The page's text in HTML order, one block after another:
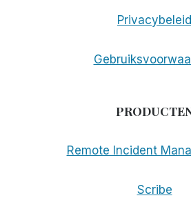
Privacybeleid
Remote Incident
Scribe